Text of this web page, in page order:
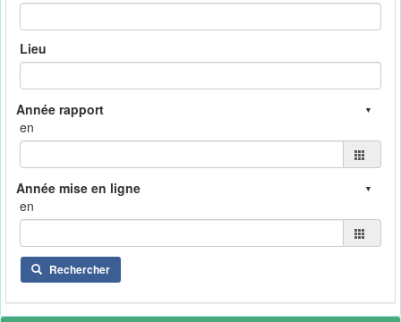
Lieu
en
en
Rechercher